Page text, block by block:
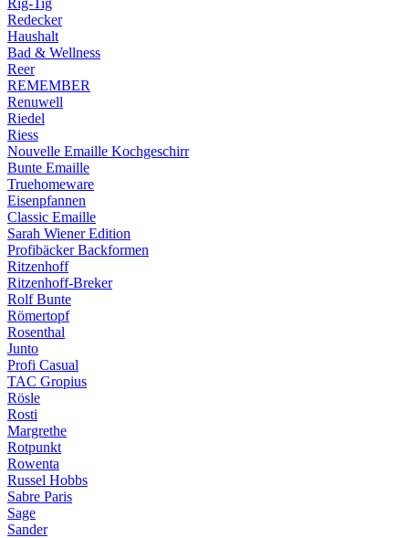
Rig-Tig
Redecker
Haushalt
Bad & Wellness
Reer
REMEMBER
Renuwell
Riedel
Riess
Nouvelle Emaille Kochgeschirr
Bunte Emaille
Truehomeware
Eisenpfannen
Classic Emaille
Sarah Wiener Edition
Profibäcker Backformen
Ritzenhoff
Ritzenhoff-Breker
Rolf Bunte
Römertopf
Rosenthal
Junto
Profi Casual
TAC Gropius
Rösle
Rosti
Margrethe
Rotpunkt
Rowenta
Russel Hobbs
Sabre Paris
Sage
Sander